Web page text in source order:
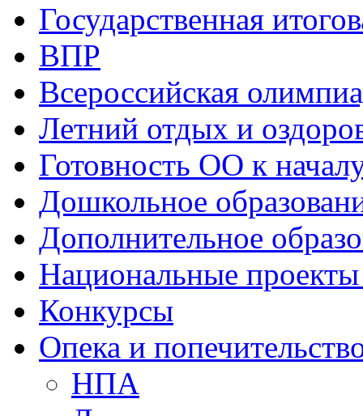
Государственная
ВПР
Всероссийская
Летний отдых и
Готовность ОО к
Дошкольное
Дополнительное
Национальные
Конкурсы
Опека и
НПА